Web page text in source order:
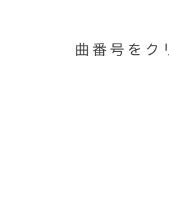
曲番号をク